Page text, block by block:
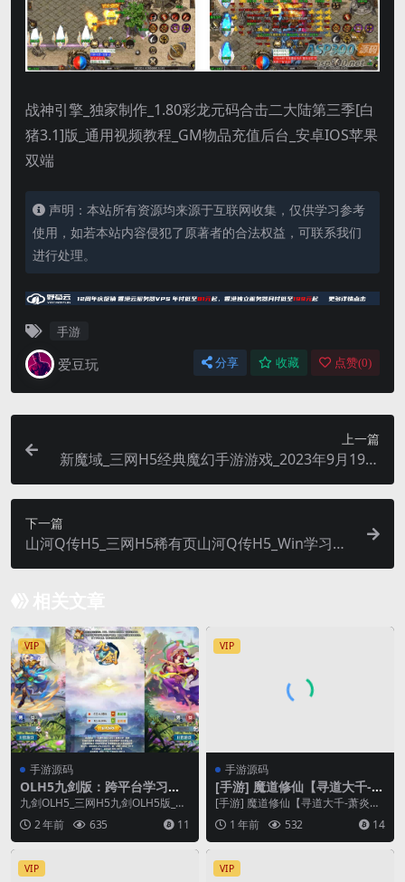
战神引擎_独家制作_1.80彩龙元码合击二大陆第三季[白
猪3.1]版_通用视频教程_GM物品充值后台_安卓IOS苹果
双端
声明：本站所有资源均来源于互联网收集，仅供学习参考
使用，如若本站内容侵犯了原著者的合法权益，可联系我们
进行处理。
手游
爱豆玩 分享 收藏 点赞(0)
上一篇
新魔域_三网H5经典魔幻手游游戏_2023年9月19日
最新打包Win服务端
下一篇
山河Q传H5_三网H5稀有页山河Q传H5_Win学习手
工端_通用视频教程_导表表格
VIP
手游源码
OLH5九剑版：跨平台学习手
工服务端，通用语音视频教
程，GM授权物品后台
九剑OLH5_三网H5九剑OLH5版_WI
N学习手工服务端_通用语音视频教
程_G...
2 年前 635 11
VIP
手游源码
[手游] 魔道修仙【寻道大千-萧
炎代金券内购版】手游VM一
键单机版
[手游] 魔道修仙【寻道大千-萧炎代
金券内购版】手游VM一键单机版
1 年前 532 14
VIP VIP